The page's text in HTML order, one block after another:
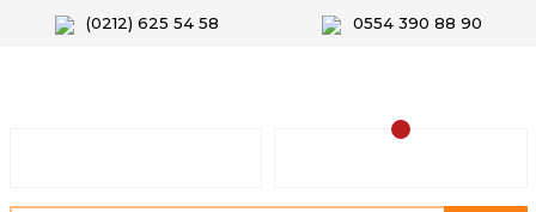
(0212) 625 54 58 0554 390 88 90